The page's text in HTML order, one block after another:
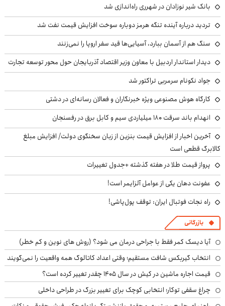
بانک شیر نوزادان در شهرری راه‌اندازی شد
تردید درباره آینده تنگه هرمز دوباره سوخت افزایش قیمت نفت شد
سنگ هم از آسمان ببارد، آسیایی‌ها قید سفر اروپا را نمی‌زنند
دیدار استاندار اردبیل با معاون وزیر اقتصاد آذربایجان حول محور توسعه تجارت
جواد نکونام سرمربی تراکتور شد
کارگاه هوش مصنوعی ویژه خبرنگاران و فعالان رسانه‌ای در دشتی
انهدام باند سرقت ۱۸۰ میلیاردی سیم و کابل برق در رفسنجان
آخرین اخبار از افزایش قیمت بنزین از زبان سخنگوی دولت/ افزایش مبلغ
کالابرگ قطعی است
پرواز قیمت طلا در هفته گذشته +جدول تغییرات
عفونت دهان یکی از عوامل آلزایمر است!
راه نجات فوتبال ایران: توقف پول‌پاشی!
بازرگانی
آیا دیسک کمر فقط با جراحی درمان می شود؟ (روش های نوین و کم خطر)
انتخاب گیربکس شافت مستقیم؛ وقتی اعداد کاتالوگ همه واقعیت را نمی‌گویند
قیمت اجاره ماشین در کیش در سال ۱۴۰۵ چقدر تغییر کرده است؟
چراغ سقفی توکار؛ انتخابی کوچک برای تغییر بزرگ در طراحی داخلی